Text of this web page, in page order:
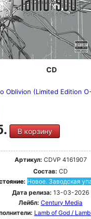
CD
Oblivion (Limited Edition
В корзину
Артикул: CDVP 4161907
Состав: CD
Новое. Заводская
Дата релиза: 13-03-2026
Лейбл: Century Media
Lamb of God /